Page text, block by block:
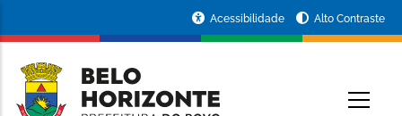
conteúdo
principal
da
Prefeitura
Acessibilidade Alto Contraste